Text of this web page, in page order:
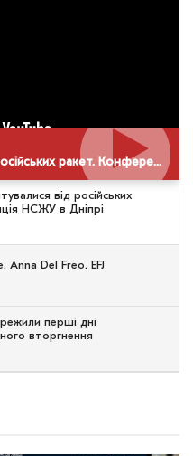
Як журналісти рятувалися від російських ракет. Конференція НСЖУ в Дніпрі
від російських
НСЖУ в Дніпрі
Del Freo. EFJ
перші дні
вторгнення